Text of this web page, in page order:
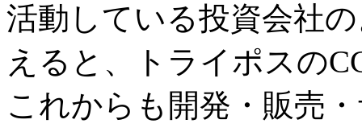
活動している投資会社
えると、トライポスの
これからも開発・販売